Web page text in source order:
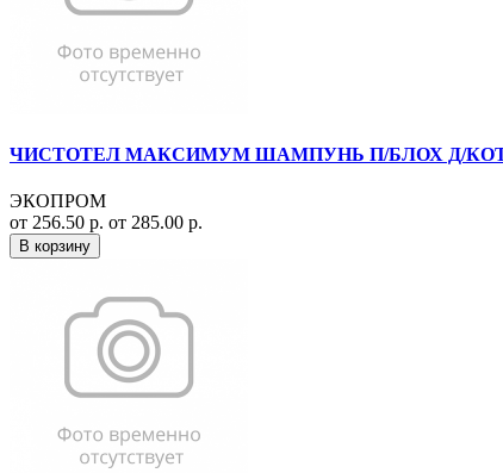
ЧИСТОТЕЛ МАКСИМУМ ШАМПУНЬ П/БЛОХ Д/
ЭКОПРОМ
от 256.50 р. от 285.00 р.
В корзину